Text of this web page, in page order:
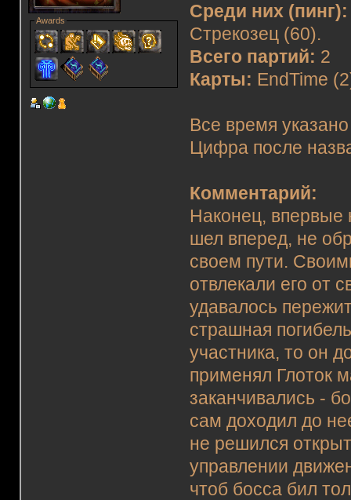
Awards
Среди них (пинг):
Стрекозец (60).
Всего партий: 2
Карты: EndTime
Все время
Цифра после
Комментарий:
Наконец, впервые
шел вперед, не
своем пути.
отвлекали его от
удавалось
страшная
участника, то он
применял Глоток
заканчивались -
сам доходил до
не решился
управлении
чтоб босса бил